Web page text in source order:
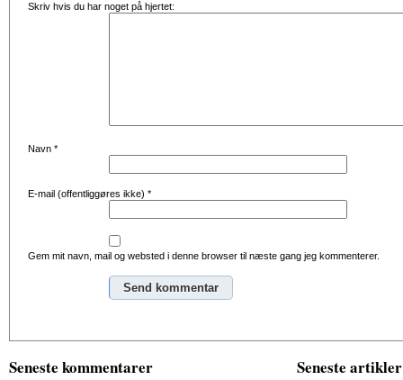
Skriv hvis du har noget på hjertet:
Navn *
E-mail (offentliggøres ikke) *
Gem mit navn, mail og websted i denne browser til næste gang jeg kommenterer.
Seneste kommentarer Seneste artikler